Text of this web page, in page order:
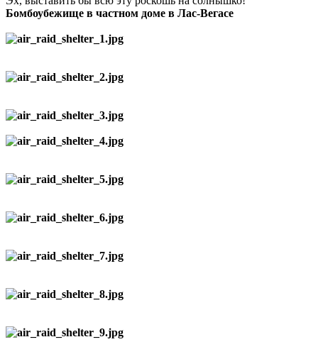
Бомбоубежище в частном доме в Лас-Вегасе